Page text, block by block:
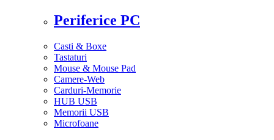
Periferice PC
Casti & Boxe
Tastaturi
Mouse & Mouse Pad
Camere-Web
Carduri-Memorie
HUB USB
Memorii USB
Microfoane